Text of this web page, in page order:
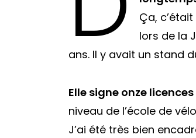
Ça,
lors de la
ans. Il y avait un stand
Elle signe onze
niveau de l’école de
J’ai été très bien